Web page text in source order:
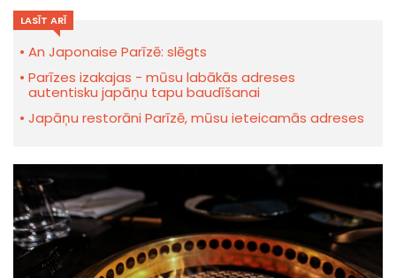
LASĪT ARĪ
An Japonaise Parīzē: slēgts
Parīzes izakajas - mūsu labākās adreses
autentisku japāņu tapu baudīšanai
Japāņu restorāni Parīzē, mūsu ieteicamās adreses